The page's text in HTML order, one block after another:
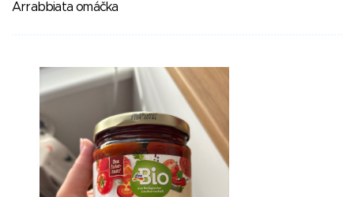
Arrabbiata omáčka